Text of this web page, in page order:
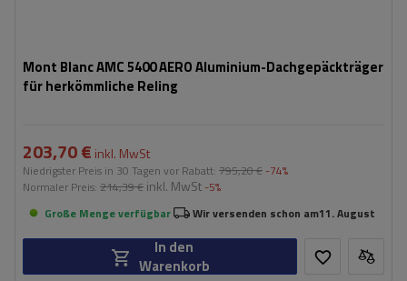
Mont Blanc AMC 5400 AERO Aluminium-Dachgepäckträger
für herkömmliche Reling
203,70 € inkl. MwSt
Niedrigster Preis in 30 Tagen vor Rabatt: 795,20 € -74%
Normaler Preis: 214,39 € inkl. MwSt -5%
Große Menge verfügbar
Wir versenden schon am11. August
In den
Warenkorb